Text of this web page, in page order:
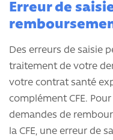
Erreur de
Des erreurs de saisie
traitement de votre
votre contrat santé
complément CFE.
demandes de
la CFE, une erreur de